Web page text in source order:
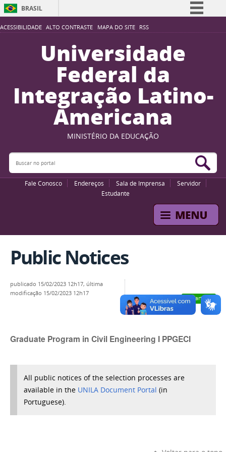
ACESSIBILIDADE ALTO CONTRASTE MAPA DO SITE RSS
BRASIL
Simplifique!
Participe
Acesso à informação
Legislação
Canais
Universidade
Federal da
Integração Latino-
Americana
MINISTÉRIO DA EDUCAÇÃO
Buscar no portal
Fale Conosco Endereços Sala de Imprensa
Servidor
Estudante
Public Notices
Compartilhar
publicado 15/02/2023 12h17, última
modificação 15/02/2023 12h17
Graduate Program in Civil Engineering I PPGECI
All public notices of the selection processes are
available in the UNILA Document Portal(in
Portuguese).